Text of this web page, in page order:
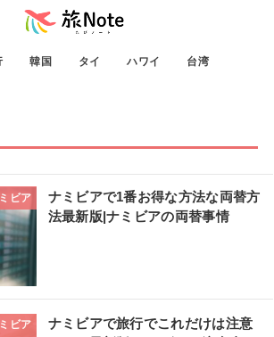
韓国 タイ ハワイ 台湾
ビア
ナミビアで1番お得な方法な両替方
法最新版|ナミビアの両替事情
ビア
ナミビアで旅行でこれだけは注意